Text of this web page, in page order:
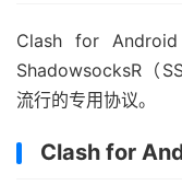
Clash for
ShadowsocksR（
流行的专用协议。
Clash for